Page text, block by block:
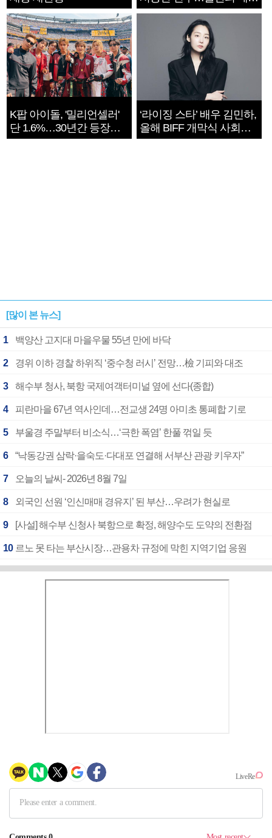
지는 ‘전쟁 속죄’
K팝 아이돌, '밀리언셀러'
단 1.6%…30년간 등장
1182개팀 전수조사
‘라이징 스타’ 배우 김민하,
올해 BIFF 개막식 사회자
확정
[많이 본 뉴스]
1 백양산 고지대 마을우물 55년 만에 바닥
2 경위 이하 경찰 하위직 ‘중수청 러시’ 전망…檢 기피와 대조
3 해수부 청사, 북항 국제여객터미널 옆에 선다(종합)
4 피란마을 67년 역사인데…전교생 24명 아미초 통폐합 기로
5 부울경 주말부터 비소식…‘극한 폭염’ 한풀 꺾일 듯
6 “낙동강권 삼락·을숙도·다대포 연결해 서부산 관광 키우자”
7 오늘의 날씨- 2026년 8월 7일
8 외국인 선원 ‘인신매매 경유지’ 된 부산…우려가 현실로
9 [사설] 해수부 신청사 북항으로 확정, 해양수도 도약의 전환점
10 르노 못 타는 부산시장…관용차 규정에 막힌 지역기업 응원